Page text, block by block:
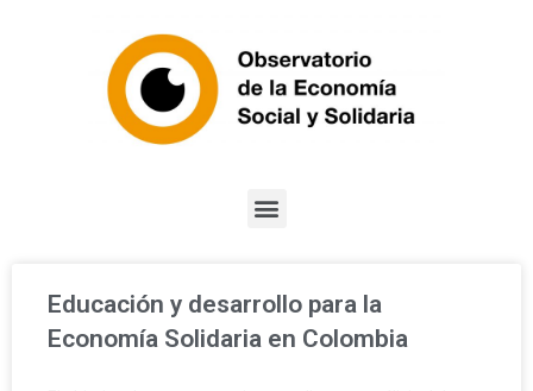
Educación y desarrollo para la
Economía Solidaria en Colombia